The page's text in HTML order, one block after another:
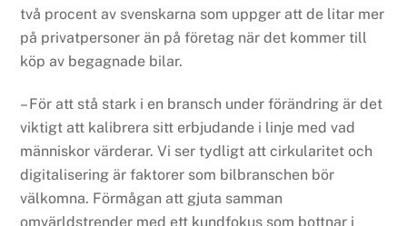
två procent av svenskarna som uppger att de litar mer
på privatpersoner än på företag när det kommer till
köp av begagnade bilar.
– För att stå stark i en bransch under förändring är det
viktigt att kalibrera sitt erbjudande i linje med vad
människor värderar. Vi ser tydligt att cirkularitet och
digitalisering är faktorer som bilbranschen bör
välkomna. Förmågan att gjuta samman
omvärldstrender med ett kundfokus som bottnar i